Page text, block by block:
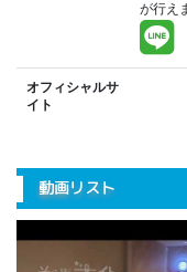
が行え
オフィシャルサ
イト
動画リスト